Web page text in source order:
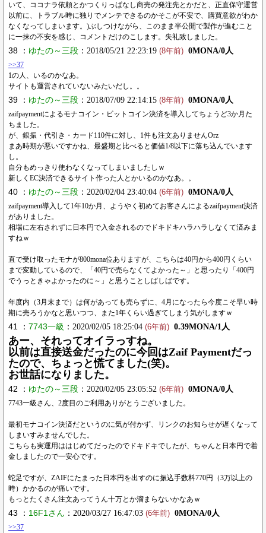
いて、ココナラ依頼とかつくりっぱなし商売の発注先とかだと、正直保守運営
以前に、トラブル時に独りでメンテできるのかそこが不安で、購買意欲がわか
なくなってしまいます。)ぶしつけながら、このまま半公開で製作が進むこと
に一抹の不安を感じ、コメントだけのこします。失礼致しました。
38 ： ゆたの～三段 ：2018/05/21 22:23:19 (8年前) 0MONA/0人
>>37
1の人、いるのかなあ。
サイトも運営されていないみたいだし。。
39 ： ゆたの～三段 ：2018/07/09 22:14:15 (8年前) 0MONA/0人
zaifpaymentによるモナコイン・ビットコイン決済を導入してちょうど3か月た
ちました。
が、銀振・代引き・カード110件に対し、1件も注文ありませんOrz
まあ時期が悪いですかね、最盛期と比べると価値1/8以下に落ち込んでいます
し。
自分もめっきり使わなくなってしまいましたしｗ
新しくEC決済できるサイト作った人とかいるのかなあ。。
40 ： ゆたの～三段 ：2020/02/04 23:40:04 (6年前) 0MONA/0人
zaifpayment導入して1年10か月、ようやく初めてお客さんによるzaifpayment決済
がありました。
相場に左右されずに日本円で入金されるのでドキドキハラハラしなくて済みま
すねｗ
直で受け取ったモナが800mona位ありますが、こちらは40円から400円くらい
まで変動しているので、「40円で売らなくてよかった～」と思ったり「400円
でうっときゃよかったのに～」と思うことしばしばです。
年度内（3月末まで）は何があっても売らずに、4月になったら今度こそ早い時
期に売ろうかなと思いつつ、また1年くらい過ぎてしまう気がしますｗ
41 ： 7743一級 ：2020/02/05 18:25:04 (6年前) 0.39MONA/1人
あー、それってオイラっすね。
以前は直接送金だったのに今回はZaif Paymentだっ
たので、ちょっと慌てました(笑)。
お世話になりました。
42 ： ゆたの～三段 ：2020/02/05 23:05:52 (6年前) 0MONA/0人
7743一級さん、2度目のご利用ありがとうございました。
最初モナコイン決済だというのに気が付かず、リンクのお知らせが遅くなって
しまいすみませんでした。
こちらも実運用ははじめてだったのでドキドキでしたが、ちゃんと日本円で着
金しましたので一安心です。
蛇足ですが、ZAIFにたまった日本円を出すのに振込手数料770円（3万以上の
時）かかるのが痛いです。
もっとたくさん注文あってうん十万とか溜まらないかなあｗ
43 ： 16F1さん ：2020/03/27 16:47:03 (6年前) 0MONA/0人
>>37